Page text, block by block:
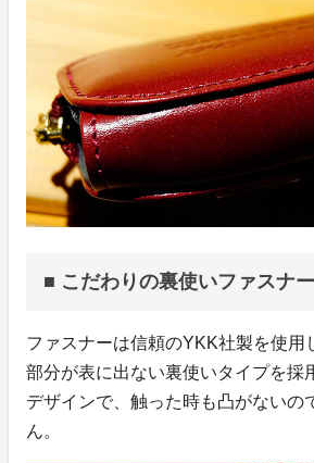
■ こだわりの裏使いファスナー
ファスナーは信頼のYKK社製を使用
部分が表に出ない裏使いタイプを採
デザインで、触った時も凸がないの
ん。